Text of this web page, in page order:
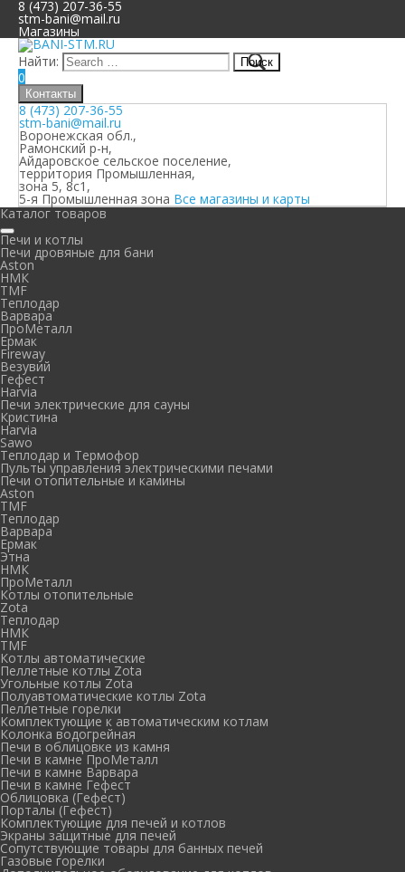
8 (473) 207-36-55
stm-bani@mail.ru
Магазины
Найти:
0
Контакты
8 (473) 207-36-55
stm-bani@mail.ru
Воронежская обл.,
Рамонский р-н,
Айдаровское сельское поселение,
территория Промышленная,
зона 5, 8с1,
5-я Промышленная зона Все магазины и карты
Каталог товаров
Печи и котлы
Печи дровяные для бани
Aston
НМК
TMF
Теплодар
Варвара
ПроМеталл
Ермак
Fireway
Везувий
Гефест
Harvia
Печи электрические для сауны
Кристина
Harvia
Sawo
Теплодар и Термофор
Пульты управления электрическими печами
Печи отопительные и камины
Aston
TMF
Теплодар
Варвара
Ермак
Этна
НМК
ПроМеталл
Котлы отопительные
Zota
Теплодар
НМК
TMF
Котлы автоматические
Пеллетные котлы Zota
Угольные котлы Zota
Полуавтоматические котлы Zota
Пеллетные горелки
Комплектующие к автоматическим котлам
Колонка водогрейная
Печи в облицовке из камня
Печи в камне ПроМеталл
Печи в камне Варвара
Печи в камне Гефест
Облицовка (Гефест)
Порталы (Гефест)
Комплектующие для печей и котлов
Экраны защитные для печей
Сопутствующие товары для банных печей
Газовые горелки